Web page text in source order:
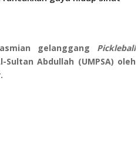
gelanggang Pickleball
Abdullah (UMPSA) oleh
Ogos 2016 dan siap sepenuhnya